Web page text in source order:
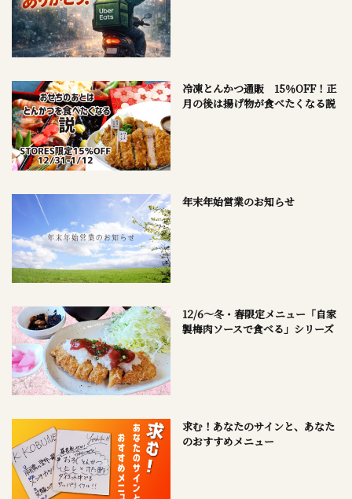
冷凍とんかつ通販 15％OFF！正
月の後は揚げ物が食べたくなる説
年末年始営業のお知らせ
12/6～冬・春限定メニュー「自家
製梅肉ソースで食べる」シリーズ
求む！あなたのサインと、あなた
のおすすめメニュー